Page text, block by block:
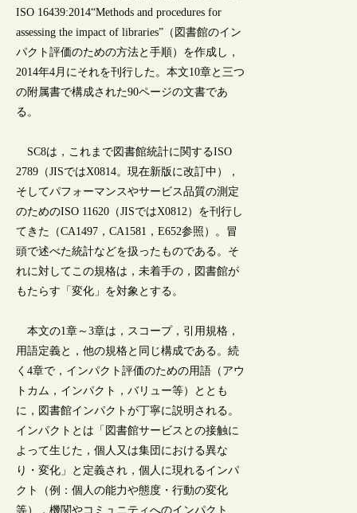
ISO 16439:2014“Methods and procedures for
assessing the impact of libraries”（図書館のイン
パクト評価のための方法と手順）を作成し，
2014年4月にそれを刊行した。本文10章と三つ
の附属書で構成された90ページの文書であ
る。
SC8は，これまで図書館統計に関するISO
2789（JISではX0814。現在新版に改訂中），
そしてパフォーマンスやサービス品質の測定
のためのISO 11620（JISではX0812）を刊行し
てきた（CA1497，CA1581，E652参照）。冒
頭で述べた統計などを扱ったものである。そ
れに対してこの規格は，未着手の，図書館が
もたらす「変化」を対象とする。
本文の1章～3章は，スコープ，引用規格，
用語定義と，他の規格と同じ構成である。続
く4章で，インパクト評価のための用語（アウ
トカム，インパクト，バリュー等）ととも
に，図書館インパクトが丁寧に説明される。
インパクトとは「図書館サービスとの接触に
よって生じた，個人又は集団における異な
り・変化」と定義され，個人に現れるインパ
クト（例：個人の能力や態度・行動の変化
等），機関やコミュニティへのインパクト